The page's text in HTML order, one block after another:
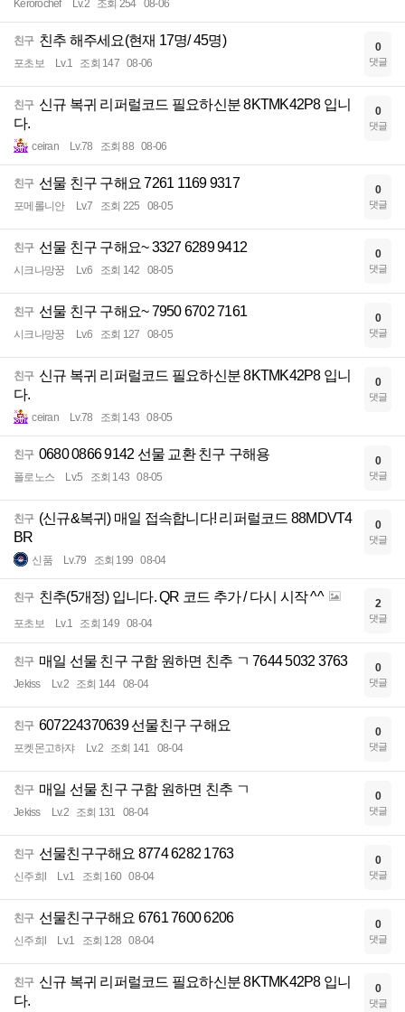
Kerorochef Lv.2 조회 254 08-06
친구 친추 해주세요(현재 17명/ 45명)
포초보 Lv.1 조회 147 08-06
0
댓글
친구 신규 복귀 리퍼럴코드 필요하신분 8KTMK42P8 입니
다.
ceiran Lv.78 조회 88 08-06
0
댓글
친구 선물 친구 구해요 7261 1169 9317
포메롤니안 Lv.7 조회 225 08-05
0
댓글
친구 선물 친구 구해요~ 3327 6289 9412
시크나망꿍 Lv.6 조회 142 08-05
0
댓글
친구 선물 친구 구해요~ 7950 6702 7161
시크나망꿍 Lv.6 조회 127 08-05
0
댓글
친구 신규 복귀 리퍼럴코드 필요하신분 8KTMK42P8 입니
다.
ceiran Lv.78 조회 143 08-05
0
댓글
친구 0680 0866 9142 선물 교환 친구 구해용
폴로노스 Lv.5 조회 143 08-05
0
댓글
친구 (신규&복귀) 매일 접속합니다! 리퍼럴코드 88MDVT4
BR
신품 Lv.79 조회 199 08-04
0
댓글
친구 친추(5개정) 입니다. QR 코드 추가 / 다시 시작 ^^
포초보 Lv.1 조회 149 08-04
2
댓글
친구 매일 선물 친구 구함 원하면 친추 ㄱ 7644 5032 3763
Jekiss Lv.2 조회 144 08-04
0
댓글
친구 607224370639 선물친구 구해요
포켓몬고하쟈 Lv.2 조회 141 08-04
0
댓글
친구 매일 선물 친구 구함 원하면 친추 ㄱ
Jekiss Lv.2 조회 131 08-04
0
댓글
친구 선물친구구해요 8774 6282 1763
신주희l Lv.1 조회 160 08-04
0
댓글
친구 선물친구구해요 6761 7600 6206
신주희l Lv.1 조회 128 08-04
0
댓글
친구 신규 복귀 리퍼럴코드 필요하신분 8KTMK42P8 입니
다.
0
댓글